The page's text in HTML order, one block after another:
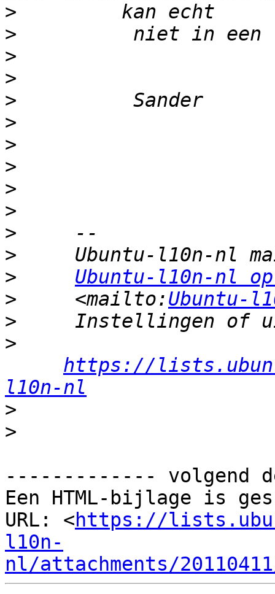
>
>
>
>
>
>
>
>
>
>
>
>
>
Ubuntu-l10n-nl
>
     <mailto:
Ubuntu-
>
>
https://
l10n-nl
>
>
------------- volgend
Een HTML-bijlage is
URL: <https://
l10n-
nl/attachments/